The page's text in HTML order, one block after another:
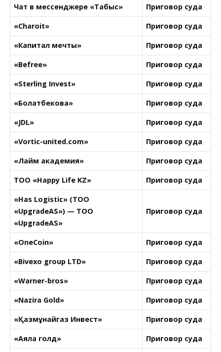
Чат в мессенджере «Табыс» Приговор суда
«Charoit» Приговор суда
«Капитал мечты» Приговор суда
«Befree» Приговор суда
«Sterling Invest» Приговор суда
«Болатбекова» Приговор суда
«JDL» Приговор суда
«Vortic-united.com» Приговор суда
«Лайм академия» Приговор суда
ТОО «Happy Life KZ» Приговор суда
«Has Logistic» (ТОО
«UpgradeAS») — ТОО
«UpgradeAS»
Приговор суда
«OneCoin» Приговор суда
«Bivexo group LTD» Приговор суда
«Warner-bros» Приговор суда
«Nazira Gold» Приговор суда
«Қазмұнайгаз Инвест» Приговор суда
«Аяла голд» Приговор суда